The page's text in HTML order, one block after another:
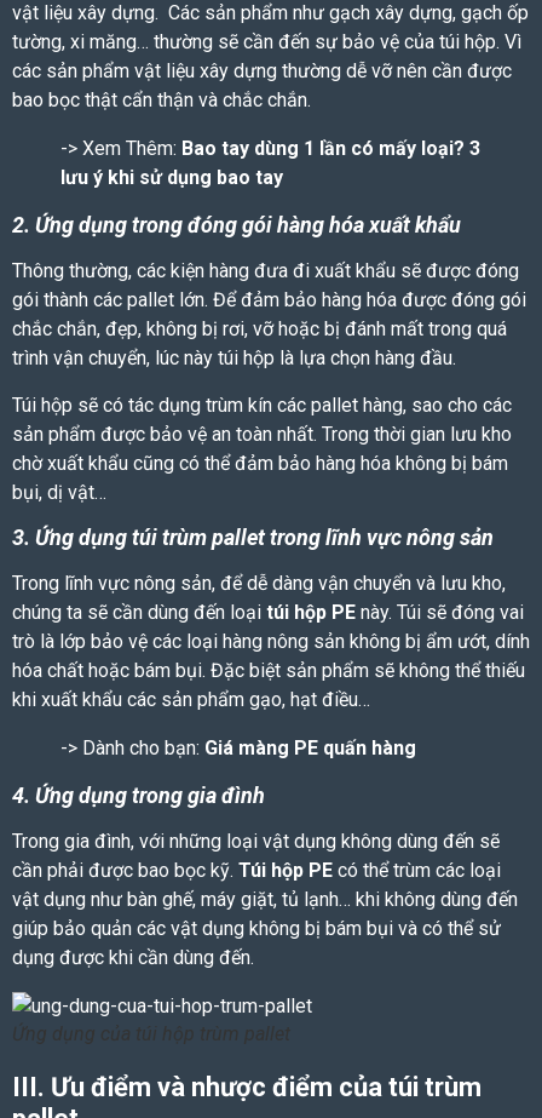
vật liệu xây dựng. Các sản phẩm như gạch xây dựng, gạch ốp
tường, xi măng… thường sẽ cần đến sự bảo vệ của túi hộp. Vì
các sản phẩm vật liệu xây dựng thường dễ vỡ nên cần được
bao bọc thật cẩn thận và chắc chắn.
-> Xem Thêm: Bao tay dùng 1 lần có mấy loại? 3
lưu ý khi sử dụng bao tay
2. Ứng dụng trong đóng gói hàng hóa xuất khẩu
Thông thường, các kiện hàng đưa đi xuất khẩu sẽ được đóng
gói thành các pallet lớn. Để đảm bảo hàng hóa được đóng gói
chắc chắn, đẹp, không bị rơi, vỡ hoặc bị đánh mất trong quá
trình vận chuyển, lúc này túi hộp là lựa chọn hàng đầu.
Túi hộp sẽ có tác dụng trùm kín các pallet hàng, sao cho các
sản phẩm được bảo vệ an toàn nhất. Trong thời gian lưu kho
chờ xuất khẩu cũng có thể đảm bảo hàng hóa không bị bám
bụi, dị vật…
3. Ứng dụng túi trùm pallet trong lĩnh vực nông sản
Trong lĩnh vực nông sản, để dễ dàng vận chuyển và lưu kho,
chúng ta sẽ cần dùng đến loại túi hộp PE này. Túi sẽ đóng vai
trò là lớp bảo vệ các loại hàng nông sản không bị ẩm ướt, dính
hóa chất hoặc bám bụi. Đặc biệt sản phẩm sẽ không thể thiếu
khi xuất khẩu các sản phẩm gạo, hạt điều…
-> Dành cho bạn: Giá màng PE quấn hàng
4. Ứng dụng trong gia đình
Trong gia đình, với những loại vật dụng không dùng đến sẽ
cần phải được bao bọc kỹ. Túi hộp PE có thể trùm các loại
vật dụng như bàn ghế, máy giặt, tủ lạnh… khi không dùng đến
giúp bảo quản các vật dụng không bị bám bụi và có thể sử
dụng được khi cần dùng đến.
Ứng dụng của túi hộp trùm pallet
III. Ưu điểm và nhược điểm của túi trùm